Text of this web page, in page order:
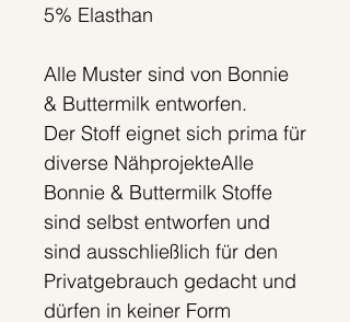
5% Elasthan
Alle Muster sind von Bonnie
& Buttermilk entworfen.
Der Stoff eignet sich prima für
diverse NähprojekteAlle
Bonnie & Buttermilk Stoffe
sind selbst entworfen und
sind ausschließlich für den
Privatgebrauch gedacht und
dürfen in keiner Form